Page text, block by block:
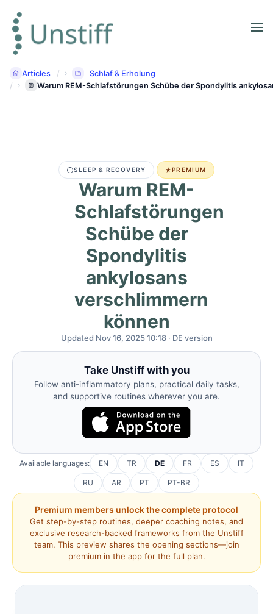
Articles
Schlaf & Erholung
Warum REM-Schlafstörungen Schübe der Spondylitis
SLEEP & RECOVERY PREMIUM
Warum REM-
Schlafstörungen
Schübe der
Spondylitis
ankylosans
verschlimmern
können
Updated Nov 16, 2025 10:18 · DE version
Take Unstiff with you
Follow anti-inflammatory plans, practical daily tasks,
and supportive routines wherever you are.
Available languages: EN TR DE FR ES IT
RU AR PT PT-BR
Premium members unlock the complete protocol
Get step-by-step routines, deeper coaching notes, and
exclusive research-backed frameworks from the Unstiff
team. This preview shares the opening sections—join
premium in the app for the full plan.